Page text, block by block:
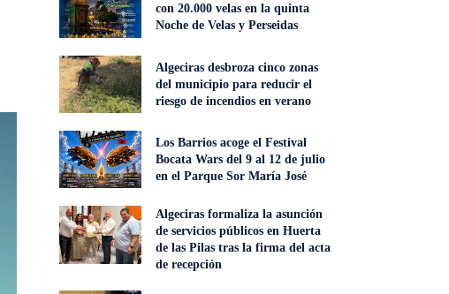
con 20.000 velas en la quinta
Noche de Velas y Perseidas
Algeciras desbroza cinco zonas
del municipio para reducir el
riesgo de incendios en verano
Los Barrios acoge el Festival
Bocata Wars del 9 al 12 de julio
en el Parque Sor María José
Algeciras formaliza la asunción
de servicios públicos en Huerta
de las Pilas tras la firma del acta
de recepción